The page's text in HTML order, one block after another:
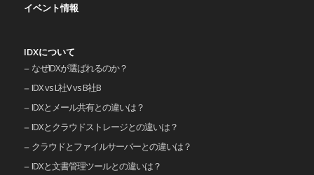
イベント情報
IDXについて
なぜIDXが選ばれるのか？
IDX vs L社V vs B社B
IDXとメール共有との違いは？
IDXとクラウドストレージとの違いは？
クラウドとファイルサーバーとの違いは？
IDXと文書管理ツールとの違いは？